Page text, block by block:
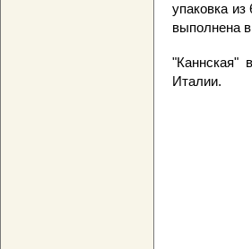
упаковка
выполнена
"Каннская"
Италии.